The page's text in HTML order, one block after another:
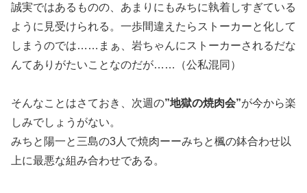
誠実ではあるものの、あまりにもみちに執着しすぎている
ように見受けられる。一歩間違えたらストーカーと化して
しまうのでは……まぁ、岩ちゃんにストーカーされるだな
んてありがたいことなのだが……（公私混同）
そんなことはさておき、次週の”地獄の焼肉会”が今から楽
しみでしょうがない。
みちと陽一と三島の3人で焼肉ーーみちと楓の鉢合わせ以
上に最悪な組み合わせである。